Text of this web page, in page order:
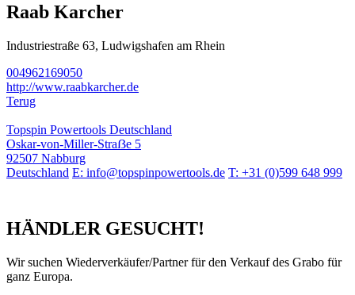
Raab Karcher
Industriestraße 63, Ludwigshafen am Rhein
004962169050
http://www.raabkarcher.de
Terug
Topspin Powertools Deutschland
Oskar-von-Miller-Straẞe 5
92507 Nabburg
Deutschland E: info@topspinpowertools.de T: +31 (0)599 648 999
HÄNDLER GESUCHT!
Wir suchen Wiederverkäufer/Partner für den Verkauf des Grabo für
ganz Europa.